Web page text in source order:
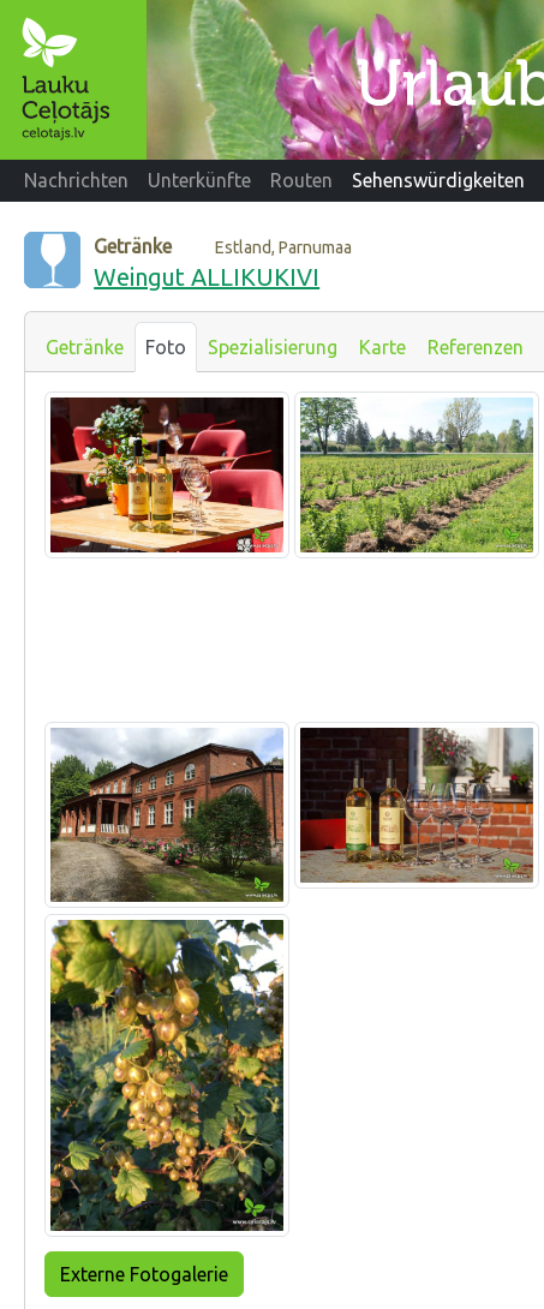
Nachrichten Unterkünfte Routen Sehenswürdigkeiten
Getränke Estland, Parnumaa
Weingut ALLIKUKIVI
Getränke Foto Spezialisierung Karte Referenzen
Externe Fotogalerie